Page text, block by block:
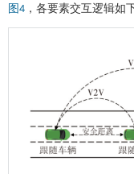
图4 ，各要素交互逻辑如下